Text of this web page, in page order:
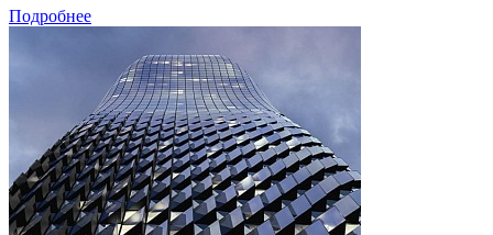
Подробнее